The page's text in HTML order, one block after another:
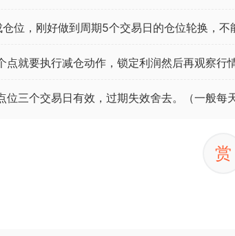
位，刚好做到周期5个交易日的仓位轮换，不
点就要执行减仓动作，锁定利润然后再观察行
三个交易日有效，过期失效舍去。（一般每
赏